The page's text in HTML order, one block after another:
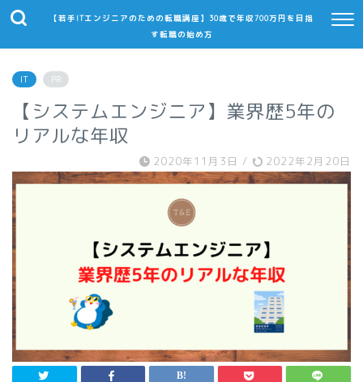
【若手ITエンジニアのための転職講座】30歳で年収700万円を目指
す転職の始め方
IT PR
【システムエンジニア】業界歴5年の
リアルな年収
2020年11月3日 / 2022年2月20日